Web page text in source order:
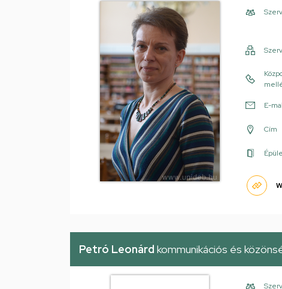
E-
Cím
Petró Leonárd kommunikációs és